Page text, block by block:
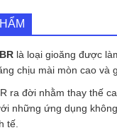
là loại gioăng được
chịu mài mòn cao và
ra đời nhằm thay thế
những ứng dụng
tế.